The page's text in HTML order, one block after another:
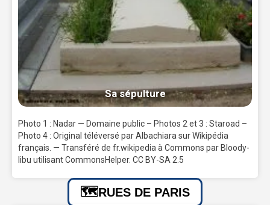
Sa sépulture
Photo 1 : Nadar — Domaine public – Photos 2 et 3 : Staroad –
Photo 4 : Original téléversé par Albachiara sur Wikipédia
français. — Transféré de fr.wikipedia à Commons par Bloody-
libu utilisant CommonsHelper. CC BY-SA 2.5
RUES DE PARIS